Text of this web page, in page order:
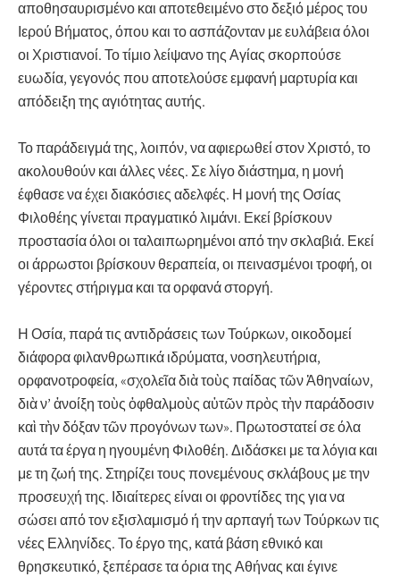
αποθησαυρισμένο και αποτεθειμένο στο δεξιό μέρος του
Ιερού Βήματος, όπου και το ασπάζονταν με ευλάβεια όλοι
οι Χριστιανοί. Το τίμιο λείψανο της Αγίας σκορπούσε
ευωδία, γεγονός που αποτελούσε εμφανή μαρτυρία και
απόδειξη της αγιότητας αυτής.
Το παράδειγμά της, λοιπόν, να αφιερωθεί στον Χριστό, το
ακολουθούν και άλλες νέες. Σε λίγο διάστημα, η μονή
έφθασε να έχει διακόσιες αδελφές. Η μονή της Οσίας
Φιλοθέης γίνεται πραγματικό λιμάνι. Εκεί βρίσκουν
προστασία όλοι οι ταλαιπωρημένοι από την σκλαβιά. Εκεί
οι άρρωστοι βρίσκουν θεραπεία, οι πεινασμένοι τροφή, οι
γέροντες στήριγμα και τα ορφανά στοργή.
Η Οσία, παρά τις αντιδράσεις των Τούρκων, οικοδομεί
διάφορα φιλανθρωπικά ιδρύματα, νοσηλευτήρια,
ορφανοτροφεία, «σχολεῖα διὰ τοὺς παίδας τῶν Ἀθηναίων,
διὰ ν’ ἀνοίξη τοὺς ὀφθαλμοὺς αὐτῶν πρὸς τὴν παράδοσιν
καὶ τὴν δόξαν τῶν προγόνων των». Πρωτοστατεί σε όλα
αυτά τα έργα η ηγουμένη Φιλοθέη. Διδάσκει με τα λόγια και
με τη ζωή της. Στηρίζει τους πονεμένους σκλάβους με την
προσευχή της. Ιδιαίτερες είναι οι φροντίδες της για να
σώσει από τον εξισλαμισμό ή την αρπαγή των Τούρκων τις
νέες Ελληνίδες. Το έργο της, κατά βάση εθνικό και
θρησκευτικό, ξεπέρασε τα όρια της Αθήνας και έγινε